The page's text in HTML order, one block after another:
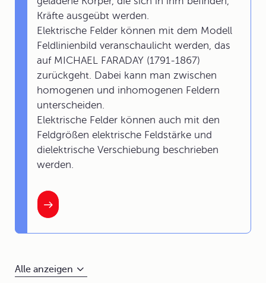
Kräfte ausgeübt werden.
Elektrische Felder können mit dem Modell
Feldlinienbild veranschaulicht werden, das
auf MICHAEL FARADAY (1791-1867)
zurückgeht. Dabei kann man zwischen
homogenen und inhomogenen Feldern
unterscheiden.
Elektrische Felder können auch mit den
Feldgrößen elektrische Feldstärke und
dielektrische Verschiebung beschrieben
werden.
Alle anzeigen